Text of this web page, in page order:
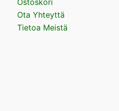
Ostoskori
Ota Yhteyttä
Tietoa Meistä